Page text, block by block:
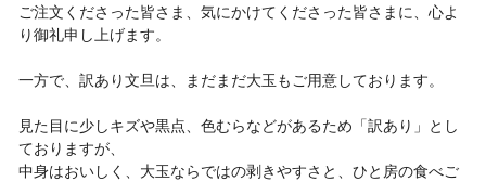
ご注文くださった皆さま、気にかけてくださった皆さまに、心よ
り御礼申し上げます。
一方で、訳あり文旦は、まだまだ大玉もご用意しております。
見た目に少しキズや黒点、色むらなどがあるため「訳あり」とし
ておりますが、
中身はおいしく、大玉ならではの剥きやすさと、ひと房の食べご